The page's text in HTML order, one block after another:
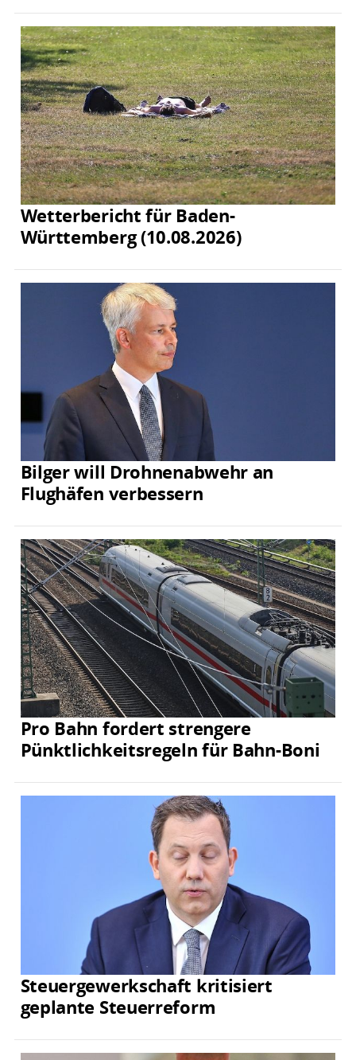
Wetterbericht für Baden-
Württemberg (10.08.2026)
Bilger will Drohnenabwehr an
Flughäfen verbessern
Pro Bahn fordert strengere
Pünktlichkeitsregeln für Bahn-Boni
Steuergewerkschaft kritisiert
geplante Steuerreform